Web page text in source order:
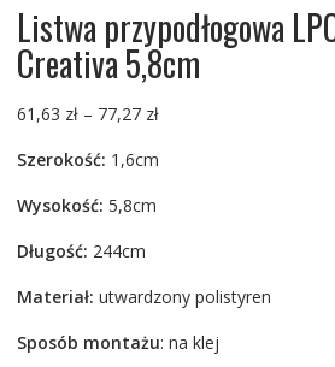
Listwa przypodłogowa
Creativa 5,8cm
61,63 zł – 77,27 złZakres
od
Szerokość: 1,6cm
Wysokość: 5,8cm
Długość: 244cm
Materiał: utwardzony polistyren
Sposób montażu: na klej